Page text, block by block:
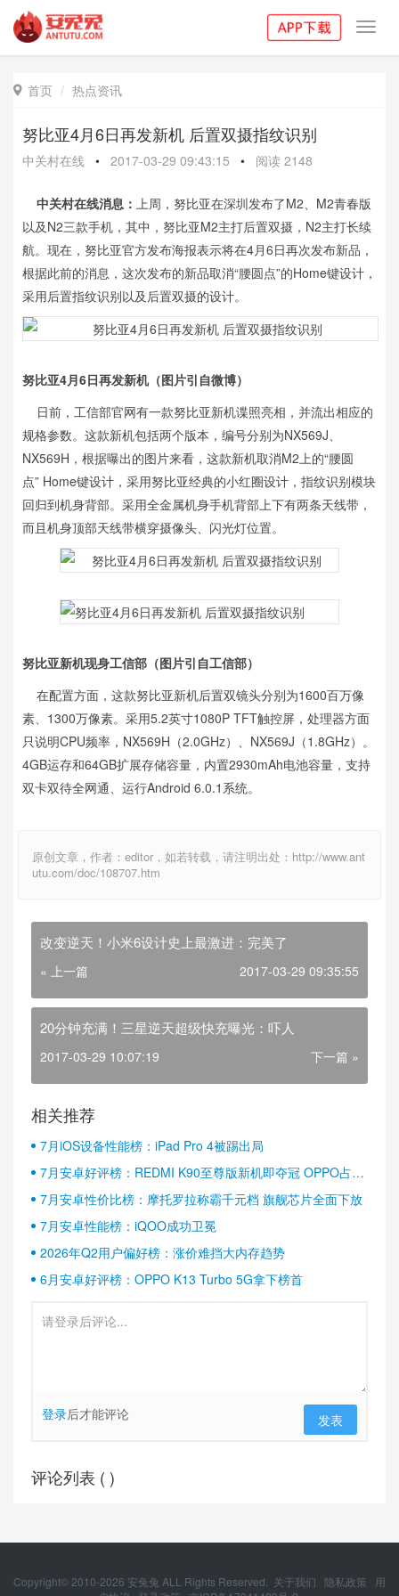
 首页 热点资讯
努比亚4月6日再发新机 后置双摄指纹识别
中关村在线 • 2017-03-29 09:43:15 • 阅读 2148
中关村在线消息： 上周，努比亚在深圳发布了M2、M2青春版
以及N2三款手机，其中，努比亚M2主打后置双摄，N2主打长续
航。现在，努比亚官方发布海报表示将在4月6日再次发布新品，
根据此前的消息，这次发布的新品取消“腰圆点”的Home键设计，
采用后置指纹识别以及后置双摄的设计。
努比亚4月6日再发新机（图片引自微博）
日前，工信部官网有一款努比亚新机谍照亮相，并流出相应的
规格参数。这款新机包括两个版本，编号分别为NX569J、
NX569H，根据曝出的图片来看，这款新机取消M2上的“腰圆
点” Home键设计，采用努比亚经典的小红圈设计，指纹识别模块
回归到机身背部。采用全金属机身手机背部上下有两条天线带，
而且机身顶部天线带横穿摄像头、闪光灯位置。
努比亚新机现身工信部（图片引自工信部）
在配置方面，这款努比亚新机后置双镜头分别为1600百万像
素、1300万像素。采用5.2英寸1080P TFT触控屏，处理器方面
只说明CPU频率，NX569H（2.0GHz）、NX569J（1.8GHz）。
4GB运存和64GB扩展存储容量，内置2930mAh电池容量，支持
双卡双待全网通、运行Android 6.0.1系统。
原创文章，作者：editor，如若转载，请注明出处：http://www.ant
utu.com/doc/108707.htm
改变逆天！小米6设计史上最激进：完美了
« 上一篇 2017-03-29 09:35:55
20分钟充满！三星逆天超级快充曝光：吓人
2017-03-29 10:07:19 下一篇 »
相关推荐
7月iOS设备性能榜：iPad Pro 4被踢出局
7月安卓好评榜：REDMI K90至尊版新机即夺冠 OPPO占据
半壁江山
7月安卓性价比榜：摩托罗拉称霸千元档 旗舰芯片全面下放
7月安卓性能榜：iQOO成功卫冕
2026年Q2用户偏好榜：涨价难挡大内存趋势
6月安卓好评榜：OPPO K13 Turbo 5G拿下榜首
登录后才能评论 发表
评论列表 ( )
Copyright© 2010-2026 安兔兔 ALL Rights Reserved. 关于我们 隐私政策
用